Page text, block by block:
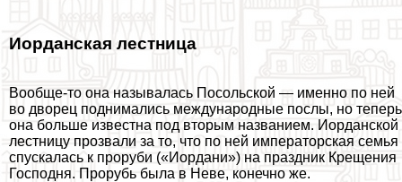
Иорданская лестница
Вообще-то она называлась Посольской — именно по ней
во дворец поднимались международные послы, но теперь
она больше известна под вторым названием. Иорданской
лестницу прозвали за то, что по ней императорская семья
спускалась к проруби («Иордани») на праздник Крещения
Господня. Прорубь была в Неве, конечно же.